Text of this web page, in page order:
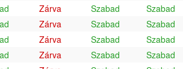
Zárva Szabad
Szabad
Zárva Szabad
Szabad
Zárva Szabad
Szabad
Zárva Szabad
Szabad